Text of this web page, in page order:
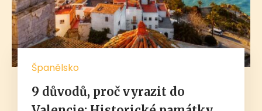
Španělsko
9 důvodů, proč vyrazit do